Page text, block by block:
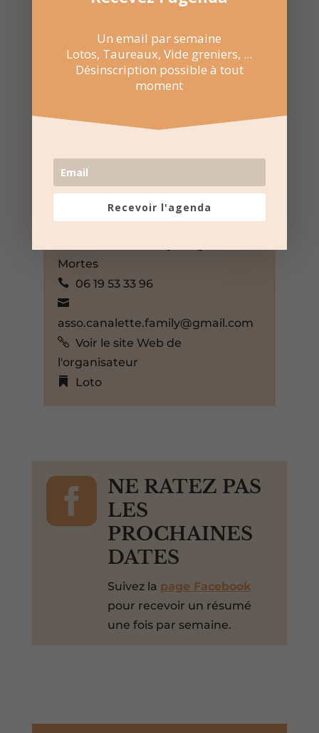
28 Fév 2026
Salle Flamingo – Aigues-Mortes
Rue des Marchands, Aigues-
Mortes, Gard, 30220, France,
+ Google Map
Mortes
06 19 53 33 96
asso.canalette.family@gmail.com
Voir le site Web de
l'organisateur
Loto

NE RATEZ PAS
LES
PROCHAINES
DATES
Suivez la page Facebook
pour recevoir un résumé
une fois par semaine.
Un email par semaine
Lotos, Taureaux, Vide greniers, ...
Désinscription possible à tout
moment
Recevoir l'agenda